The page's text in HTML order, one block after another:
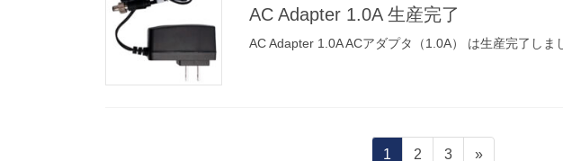
AC Adapter 1.0A 生産完了
AC Adapter 1.0A ACアダプタ（1.0A） は生産完了しま
固
1
固
2
固
3 »